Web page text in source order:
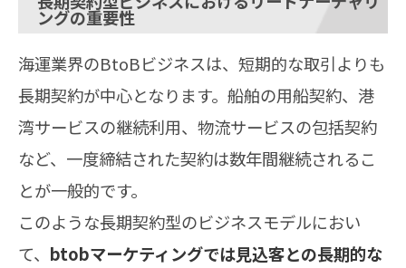
ングの重要性
海運業界のBtoBビジネスは、短期的な取引よりも
長期契約が中心となります。船舶の用船契約、港
湾サービスの継続利用、物流サービスの包括契約
など、一度締結された契約は数年間継続されるこ
とが一般的です。
このような長期契約型のビジネスモデルにおい
て、 btobマーケティングでは見込客との長期的な